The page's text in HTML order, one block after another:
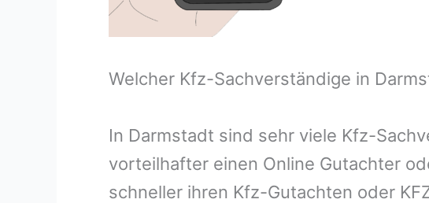
Welcher Kfz-Sachverständige in
In Darmstadt sind sehr viele Kfz-
vorteilhafter einen Online Gutachter
schneller ihren Kfz-Gutachten oder